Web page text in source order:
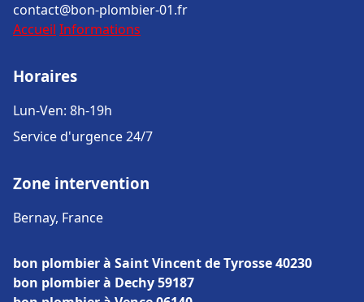
contact@bon-plombier-01.fr
Accueil Informations
Horaires
Lun-Ven: 8h-19h
Service d'urgence 24/7
Zone intervention
Bernay, France
bon plombier à Saint Vincent de Tyrosse 40230
bon plombier à Dechy 59187